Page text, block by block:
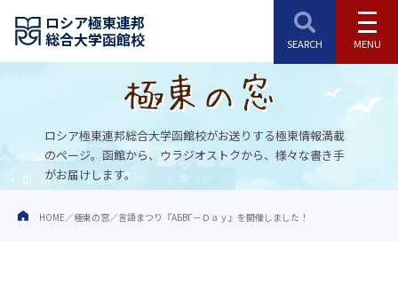
ロシア極東連邦
総合大学函館校
ロシア極東連邦総合大学函館校がお送りする極東情報満載
のページ。 函館から、ウラジオストクから、様々な書き手
がお届けします。
HOME 極東の窓 言語まつり『АБВГ－Ｄａｙ』を開催しました！